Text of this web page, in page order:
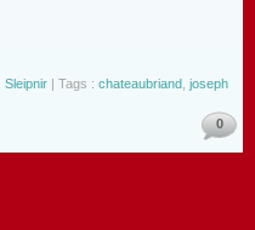
Sleipnir | Tags : chateaubriand joseph
0